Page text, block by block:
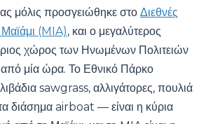
μόλις προσγειώθηκε στο Διεθνές
(MIA), και ο μεγαλύτερος
χώρος των Ηνωμένων Πολιτειών
από μία ώρα. Το Εθνικό Πάρκο
sawgrass, αλλιγάτορες, πουλιά
διάσημα airboat — είναι η κύρια